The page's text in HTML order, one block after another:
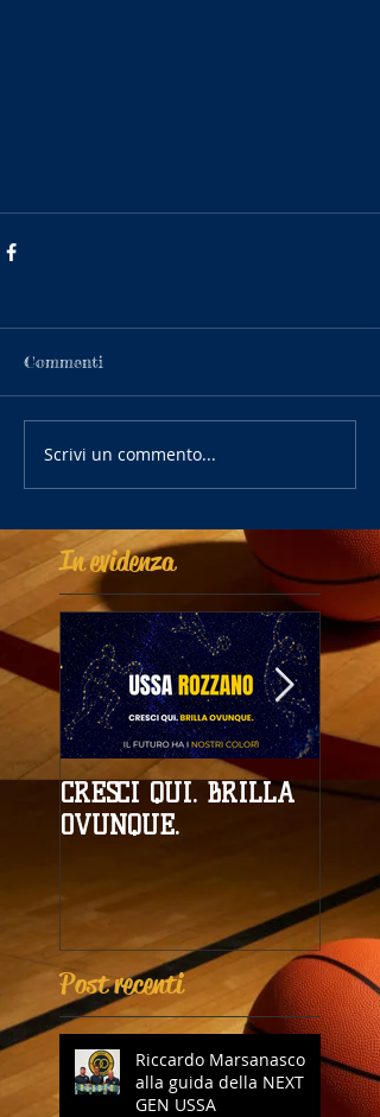
Commenti
Scrivi un commento...
In evidenza
CRESCI QUI. BRILLA
OVUNQUE.
Post recenti
Riccardo Marsanasco
alla guida della NEXT
GEN USSA